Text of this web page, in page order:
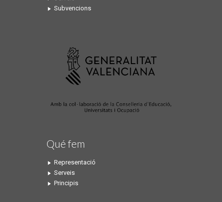
Subvencions
Qué fem
Representació
Serveis
Principis